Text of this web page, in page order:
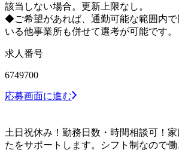
該当しない場合。更新上限なし。
◆ご希望があれば、通勤可能な範囲内で
いる他事業所も併せて選考が可能です。
求人番号
6749700
応募画面に進む
土日祝休み！勤務日数・時間相談可！
たをサポートします。シフト制なので働